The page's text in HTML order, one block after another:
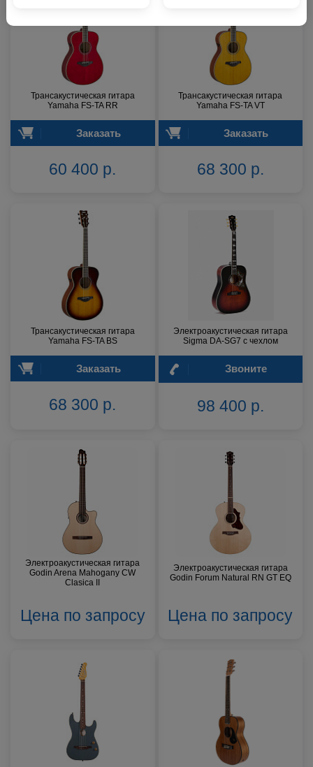
Трансакустическая гитара
Yamaha FS-TA RR
Заказать
60 400 р.
Трансакустическая гитара
Yamaha FS-TA VT
Заказать
68 300 р.
Трансакустическая гитара
Yamaha FS-TA BS
Заказать
68 300 р.
Электроакустическая гитара
Sigma DA-SG7 с чехлом
Звоните
98 400 р.
Электроакустическая гитара
Godin Arena Mahogany CW
Clasica II
Цена по запросу
Электроакустическая гитара
Godin Forum Natural RN GT EQ
Цена по запросу